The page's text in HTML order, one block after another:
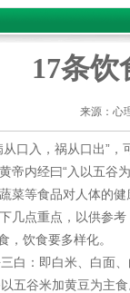
17条
来源：
从口入，祸从口出”
帝内经曰“入以五谷
菜等食品对人体的
几点重点，以供参考
，饮食要多样化。
白：即白米、白面、
五谷米加黄豆为主食